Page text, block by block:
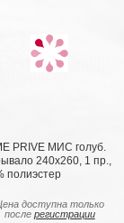
PRIVE МИС голуб.
240х260, 1 пр.,
полиэстер
доступна только
после регистрации